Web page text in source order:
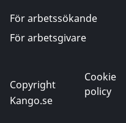
För arbetssökande
För arbetsgivare
Copyright
Kango.se
Cookie
policy